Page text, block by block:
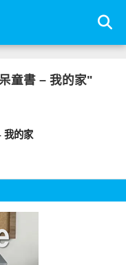
童書 – 我的家"
我的家